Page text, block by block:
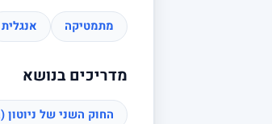
מתמטיקה אנגלית
מדריכים בנושא
החוק השני של ניוטון (F=ma) — מדריך כוחות